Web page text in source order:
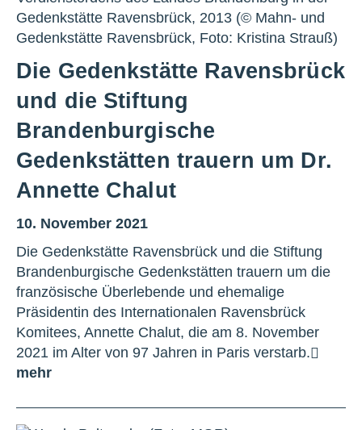
Die Gedenkstätte Ravensbrück
und die Stiftung
Brandenburgische
Gedenkstätten trauern um Dr.
Annette Chalut
10. November 2021
Die Gedenkstätte Ravensbrück und die Stiftung
Brandenburgische Gedenkstätten trauern um die
französische Überlebende und ehemalige
Präsidentin des Internationalen Ravensbrück
Komitees, Annette Chalut, die am 8. November
2021 im Alter von 97 Jahren in Paris verstarb.
mehr